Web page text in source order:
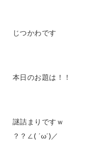
じつかわです
本日のお題は！！
謎詰まりですｗ
？？∠( ‘ω’)／